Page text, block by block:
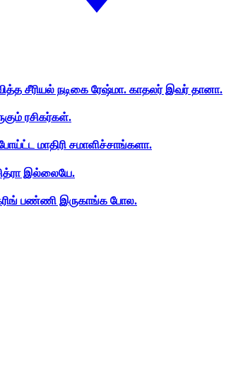
சீரியல் நடிகை ரேஷ்மா. காதலர் இவர் தானா.
ரசிகர்கள்.
மாதிரி சமாளிச்சாங்களா.
இல்லையே.
பண்ணி இருகாங்க போல.